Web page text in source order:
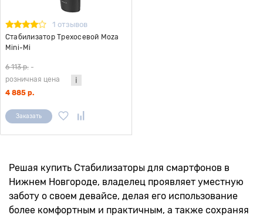
1 отзывов
Стабилизатор Трехосевой Moza
Mini-Mi
6 113 р. -
розничная цена
4 885 р.
Заказать
Решая купить Стабилизаторы для смартфонов в
Нижнем Новгороде, владелец проявляет уместную
заботу о своем девайсе, делая его использование
более комфортным и практичным, а также сохраняя